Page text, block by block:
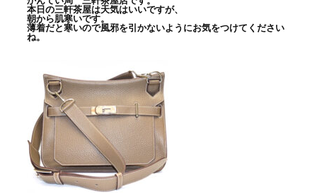
本日の三軒茶屋は天気はいいですが、
朝から肌寒いです。
薄着だと寒いので風邪を引かないようにお気をつけてください
ね。